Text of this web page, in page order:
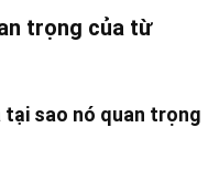
trọng của từ
tại sao nó quan trọng